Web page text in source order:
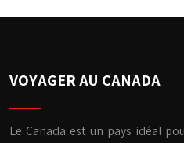
VOYAGER AU CANADA
Le Canada est un pays idéal